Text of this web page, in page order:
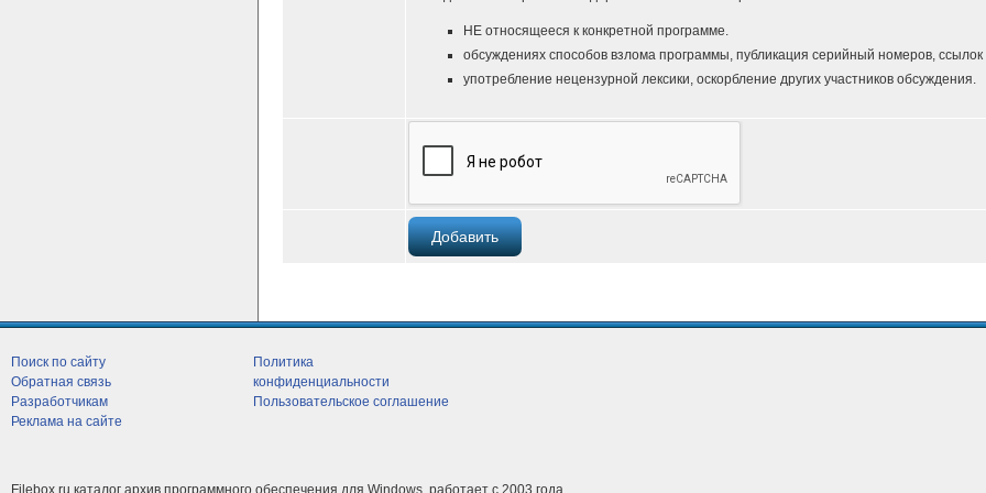
НЕ относящееся к конкретной программе.
обсуждениях способов взлома программы, публикация серийный номеров, ссылок
употребление нецензурной лексики, оскорбление других участников обсуждения.
Поиск по сайту
Обратная связь
Разработчикам
Реклама на сайте
Политика
конфиденциальности
Пользовательское соглашение
Filebox.ru каталог архив программного обеспечения для Windows, работает с 2003 года.